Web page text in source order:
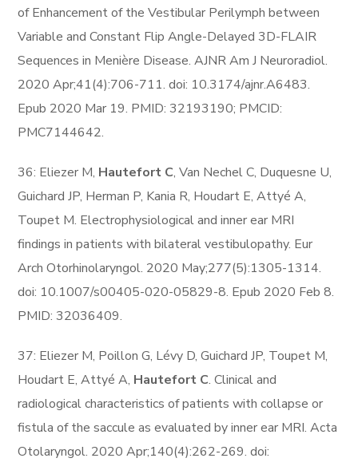
of Enhancement of the Vestibular Perilymph between
Variable and Constant Flip Angle-Delayed 3D-FLAIR
Sequences in Menière Disease. AJNR Am J Neuroradiol.
2020 Apr;41(4):706-711. doi: 10.3174/ajnr.A6483.
Epub 2020 Mar 19. PMID: 32193190; PMCID:
PMC7144642.
36: Eliezer M, Hautefort C, Van Nechel C, Duquesne U,
Guichard JP, Herman P, Kania R, Houdart E, Attyé A,
Toupet M. Electrophysiological and inner ear MRI
findings in patients with bilateral vestibulopathy. Eur
Arch Otorhinolaryngol. 2020 May;277(5):1305-1314.
doi: 10.1007/s00405-020-05829-8. Epub 2020 Feb 8.
PMID: 32036409.
37: Eliezer M, Poillon G, Lévy D, Guichard JP, Toupet M,
Houdart E, Attyé A, Hautefort C. Clinical and
radiological characteristics of patients with collapse or
fistula of the saccule as evaluated by inner ear MRI. Acta
Otolaryngol. 2020 Apr;140(4):262-269. doi: